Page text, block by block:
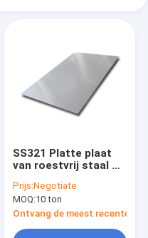
SS321 Platte plaat
van roestvrij staal GB
1000mm-6000mm
Prijs:Negotiate
MOQ:10 ton
Ontvang de meest recente